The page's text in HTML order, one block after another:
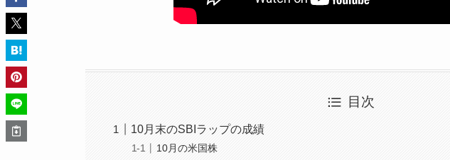
目次
10月末のSBIラップの成績
10月の米国株